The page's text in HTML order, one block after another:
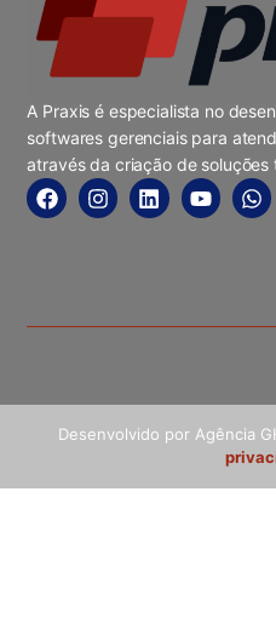
A Praxis é especialista no
softwares gerenciais para
através da criação de soluções
Desenvolvido por Agência